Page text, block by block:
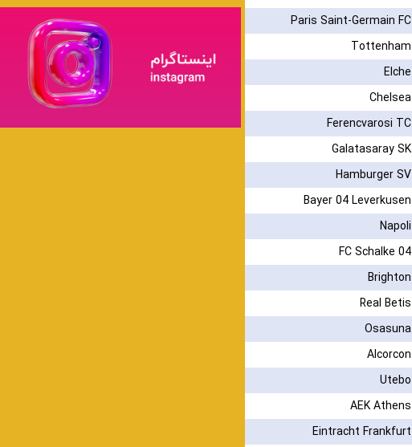
Paris Saint-Germain FC
Tottenham
Elche
Chelsea
Ferencvarosi TC
Galatasaray SK
Hamburger SV
Bayer 04 Leverkusen
Napoli
FC Schalke 04
Brighton
Real Betis
Osasuna
Alcorcon
Utebo
AEK Athens
Eintracht Frankfurt